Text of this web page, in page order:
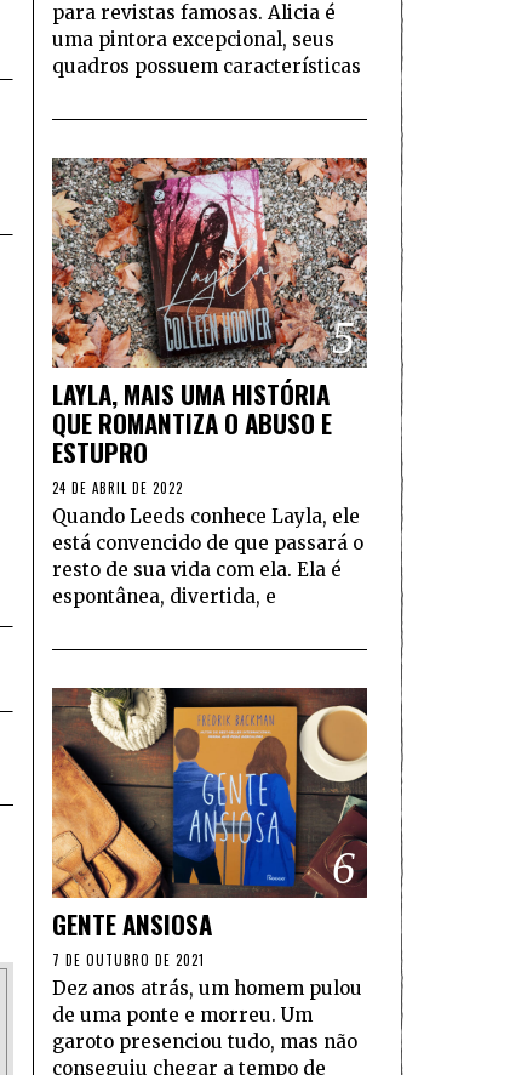
para revistas famosas. Alicia é
uma pintora excepcional, seus
quadros possuem características
5
LAYLA, MAIS UMA HISTÓRIA
QUE ROMANTIZA O ABUSO E
ESTUPRO
24 DE ABRIL DE 2022
Quando Leeds conhece Layla, ele
está convencido de que passará o
resto de sua vida com ela. Ela é
espontânea, divertida, e
6
GENTE ANSIOSA
7 DE OUTUBRO DE 2021
Dez anos atrás, um homem pulou
de uma ponte e morreu. Um
garoto presenciou tudo, mas não
conseguiu chegar a tempo de